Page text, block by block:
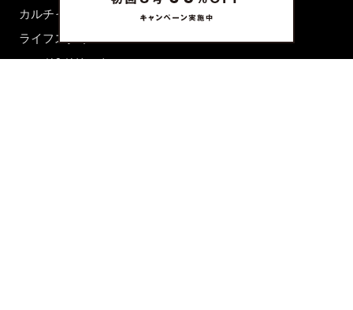
カルチャー
ライフスタイル
フード&ドリンク